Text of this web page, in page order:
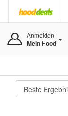
Anmelden
Mein Hood